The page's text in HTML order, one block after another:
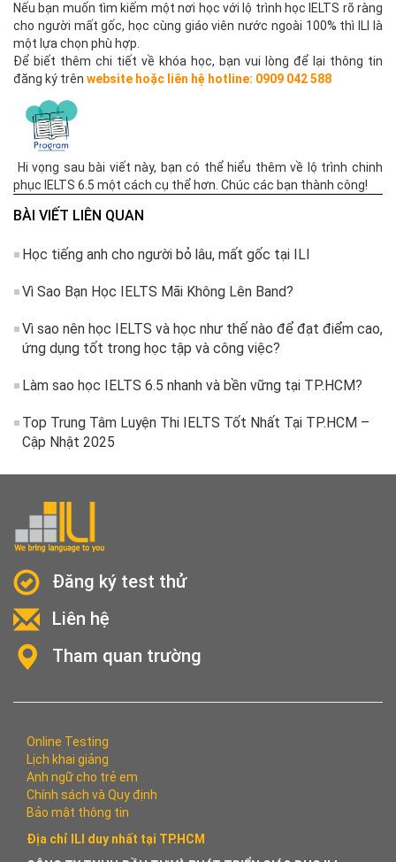
Nếu bạn muốn tìm kiếm một nơi học với lộ trình học IELTS rõ ràng
cho người mất gốc, học cùng giáo viên nước ngoài 100% thì ILI là
một lựa chọn phù hợp.
Để biết thêm chi tiết về khóa học, bạn vui lòng để lại thông tin
đăng ký trên website hoặc liên hệ hotline: 0909 042 588
Hi vọng sau bài viết này, bạn có thể hiểu thêm về lộ trình chinh
phục IELTS 6.5 một cách cụ thể hơn. Chúc các bạn thành công!
BÀI VIẾT LIÊN QUAN
Học tiếng anh cho người bỏ lâu, mất gốc tại ILI
Vì Sao Bạn Học IELTS Mãi Không Lên Band?
Vì sao nên học IELTS và học như thế nào để đạt điểm cao,
ứng dụng tốt trong học tập và công việc?
Làm sao học IELTS 6.5 nhanh và bền vững tại TP.HCM?
Top Trung Tâm Luyện Thi IELTS Tốt Nhất Tại TP.HCM –
Cập Nhật 2025
Đăng ký test thử
Liên hệ
Tham quan trường
Online Testing
Lịch khai giảng
Anh ngữ cho trẻ em
Chính sách và Quy định
Bảo mật thông tin
Địa chỉ ILI duy nhất tại TP.HCM